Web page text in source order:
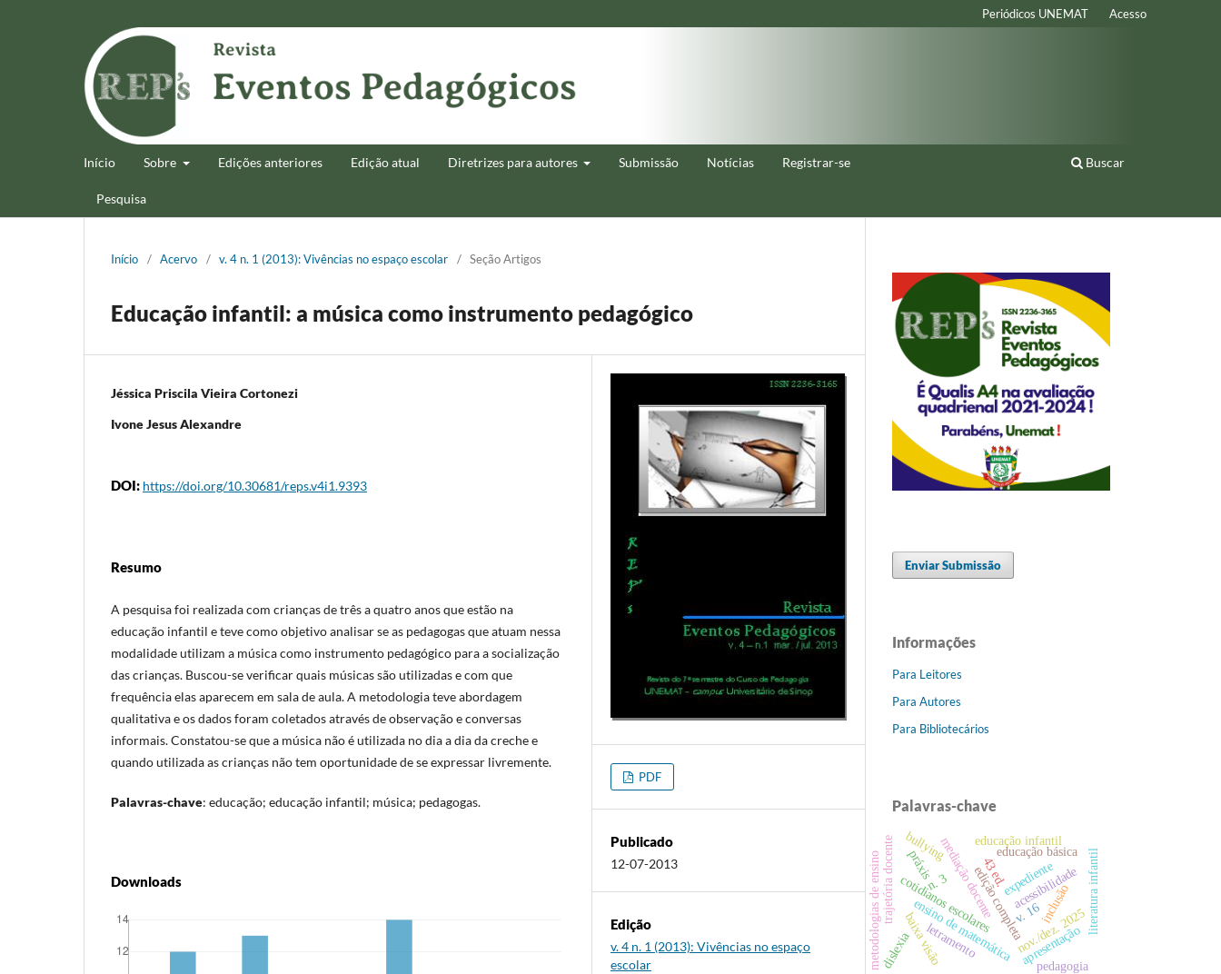
Início Sobre Edições anteriores Edição atual Diretrizes para autores Submissão Notícias Registrar-se
Pesquisa
Buscar
Periódicos UNEMAT Acesso
Início / Acervo / v. 4 n. 1 (2013): Vivências no espaço escolar / Seção Artigos
Educação infantil: a música como instrumento pedagógico
Jéssica Priscila Vieira Cortonezi
Ivone Jesus Alexandre
DOI: https://doi.org/10.30681/reps.v4i1.9393
Resumo
A pesquisa foi realizada com crianças de três a quatro anos que estão na
educação infantil e teve como objetivo analisar se as pedagogas que atuam nessa
modalidade utilizam a música como instrumento pedagógico para a socialização
das crianças. Buscou-se verificar quais músicas são utilizadas e com que
frequência elas aparecem em sala de aula. A metodologia teve abordagem
qualitativa e os dados foram coletados através de observação e conversas
informais. Constatou-se que a música não é utilizada no dia a dia da creche e
quando utilizada as crianças não tem oportunidade de se expressar livremente.
Palavras-chave: educação; educação infantil; música; pedagogas.
Downloads
PDF
Publicado
12-07-2013
Edição
v. 4 n. 1 (2013): Vivências no espaço
escolar
Enviar Submissão
Informações
Para Leitores
Para Autores
Para Bibliotecários
Palavras-chave
edição completav. 16
n. 3
nov./dez. 2025
43 ed.expediente
apresentação
ensino de matemática
cotidianos escolares
trajetória docente mediação docente
baixa visão
metodologias de ensino educação básica
educação infantil
literatura infantil
inclusão
letramento
práxis
pedagogia
dislexia
acessibilidade
bullying